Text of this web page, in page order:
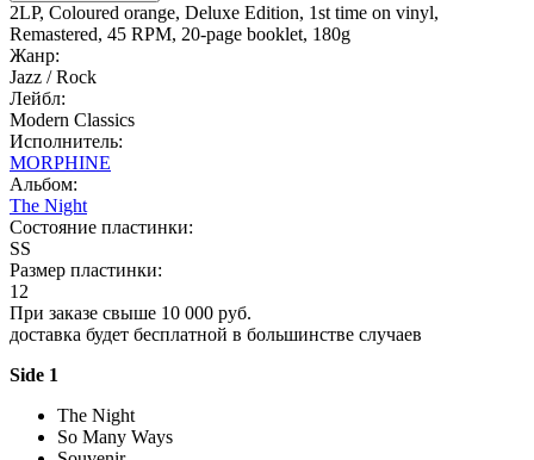
2LP, Coloured orange, Deluxe Edition, 1st time on vinyl,
Remastered, 45 RPM, 20-page booklet, 180g
Жанр:
Jazz / Rock
Лейбл:
Modern Classics
Исполнитель:
MORPHINE
Альбом:
The Night
Состояние пластинки:
SS
Размер пластинки:
12
При заказе свыше 10 000 руб.
доставка будет бесплатной в большинстве случаев
Side 1
The Night
So Many Ways